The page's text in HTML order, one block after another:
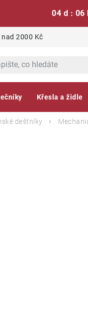
04 d : 06
2000 Kč
Křesla a židle
deštníky